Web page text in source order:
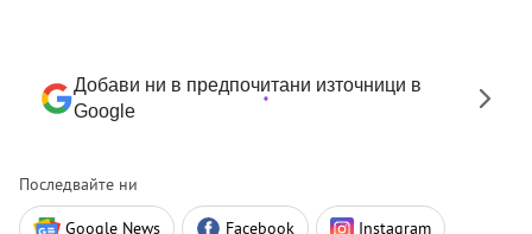
Добави ни в предпочитани източници в
Google
Последвайте ни
Google News Facebook Instagram